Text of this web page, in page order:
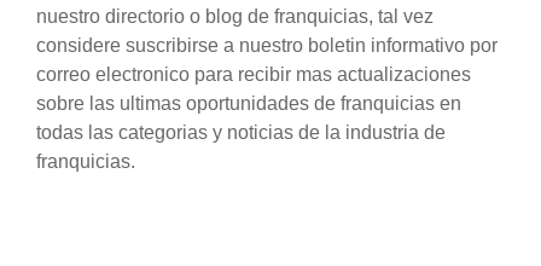
nuestro directorio o blog de franquicias, tal vez
considere suscribirse a nuestro boletin informativo por
correo electronico para recibir mas actualizaciones
sobre las ultimas oportunidades de franquicias en
todas las categorias y noticias de la industria de
franquicias.